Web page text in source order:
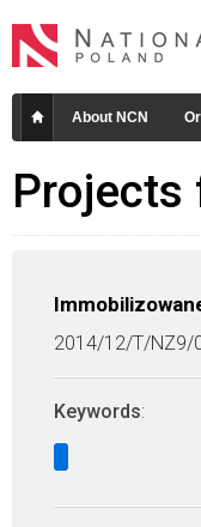
About NCN
Projects
2014/12/T/NZ9/
Keywords: